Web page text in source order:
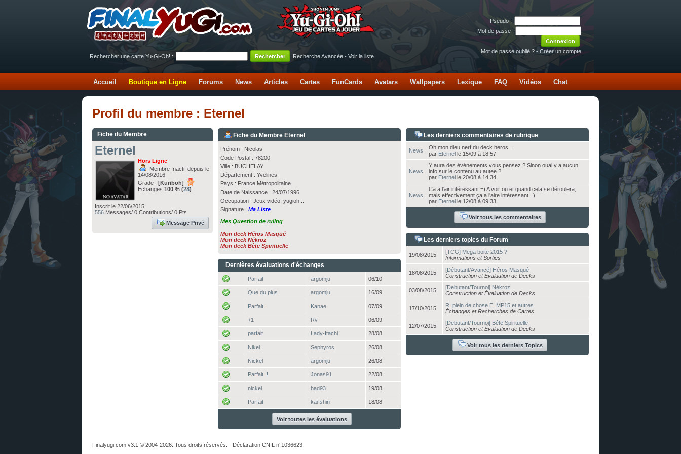
Pseudo :
Mot de passe :
Mot de passe oublié ? - Créer un compte
Rechercher une carte Yu-Gi-Oh! :
Recherche Avancée - Voir la liste
Accueil Boutique en Ligne Forums News Articles Cartes FunCards Avatars Wallpapers Lexique FAQ Vidéos Chat
Profil du membre : Eternel
Fiche du Membre
Eternel
Hors Ligne
Membre Inactif depuis le
14/08/2016
Grade : [Kuriboh]
Echanges 100 % (28)
Inscrit le 22/06/2015
556 Messages/ 0 Contributions/ 0 Pts
Message Privé
Fiche du Membre Eternel
Prénom : Nicolas
Code Postal : 78200
Ville : BUCHELAY
Département : Yvelines
Pays : France Métropolitaine
Date de Naissance : 24/07/1996
Occupation : Jeux vidéo, yugioh...
Signature : Ma Liste
Mes Question de ruling
Mon deck Héros Masqué
Mon deck Nékroz
Mon deck Bête Spirituelle
Dernières évaluations d'échanges
Parfait argomju 06/10
Que du plus argomju 16/09
Parfait! Kanae 07/09
+1 Rv 06/09
parfait Lady-Itachi 28/08
Nikel Sephyros 26/08
Nickel argomju 26/08
Parfait !! Jonas91 22/08
nickel had93 19/08
Parfait kai-shin 18/08
Voir toutes les évaluations
Les derniers commentaires de rubrique
News
Oh mon dieu nerf du deck heros...
par Eternelle 15/09 à 18:57
News
Y aura des événements vous pensez ? Sinon ouai y a aucun
info sur le contenu au autee ?
par Eternelle 20/08 à 14:34
News
Ca a l'air intéressant =) A voir ou et quand cela se déroulera,
mais effectivement ça a l'aire intéressant =)
par Eternelle 12/08 à 09:33
Voir tous les commentaires
Les derniers topics du Forum
19/08/2015
[TCG] Mega boite 2015 ?
Informations et Sorties
18/08/2015
[Débutant/Avancé] Héros Masqué
Construction et Évaluation de Decks
03/08/2015
[Debutant/Tournoi] Nékroz
Construction et Évaluation de Decks
17/10/2015
R: plein de chose E: MP15 et autres
Échanges et Recherches de Cartes
12/07/2015
[Debutant/Tournoi] Bête Spirituelle
Construction et Évaluation de Decks
Voir tous les derniers Topics
Finalyugi.com v3.1 © 2004-2026. Tous droits réservés. - Déclaration CNIL n°1036623